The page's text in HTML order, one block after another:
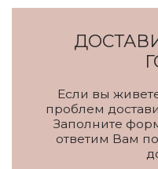
Если вы
проблем
Заполните
ответим Вам